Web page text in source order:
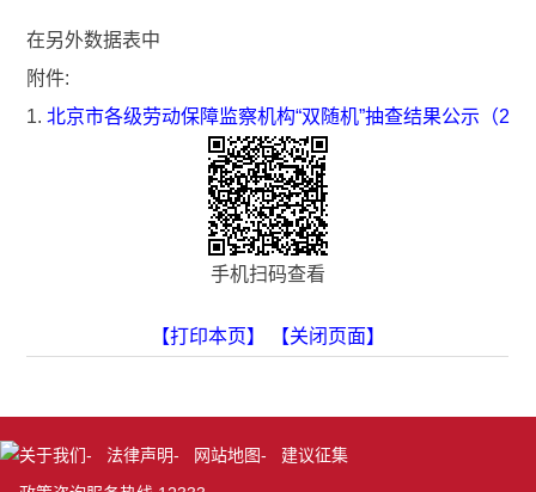
在另外数据表中
附件:
1.北京市各级劳动保障监察机构“双随机”抽查结果公示（
手机扫码查看
【打印本页】 【关闭页面】
关于我们- 法律声明- 网站地图- 建议征集